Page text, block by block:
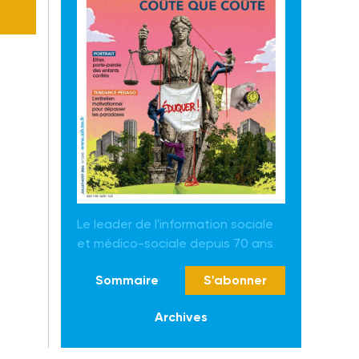
Le leader de l'information sociale
et médico-sociale depuis 70 ans
Sommaire S'abonner
Archives